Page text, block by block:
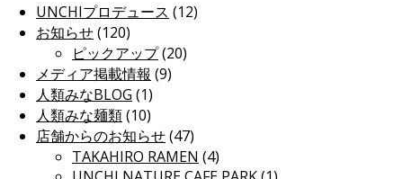
UNCHIプロデュース (12)
お知らせ(120)
ピックアップ(20)
メディア掲載情報 (9)
人類みなBLOG (1)
人類みな麺類(10)
店舗からのお知らせ(47)
TAKAHIRO RAMEN (4)